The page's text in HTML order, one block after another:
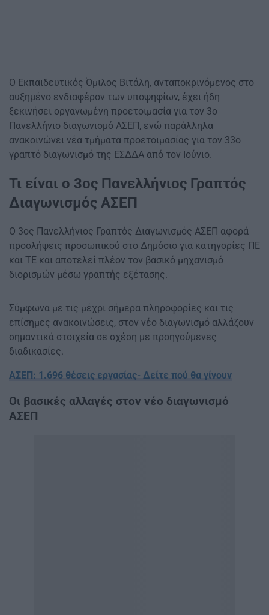
Ο Εκπαιδευτικός Όμιλος Βιτάλη, ανταποκρινόμενος στο
αυξημένο ενδιαφέρον των υποψηφίων, έχει ήδη
ξεκινήσει οργανωμένη προετοιμασία για τον 3ο
Πανελλήνιο διαγωνισμό ΑΣΕΠ, ενώ παράλληλα
ανακοινώνει νέα τμήματα προετοιμασίας για τον 33ο
γραπτό διαγωνισμό της ΕΣΔΔΑ από τον Ιούνιο.
Τι είναι ο 3ος Πανελλήνιος Γραπτός
Διαγωνισμός ΑΣΕΠ
Ο 3ος Πανελλήνιος Γραπτός Διαγωνισμός ΑΣΕΠ αφορά
προσλήψεις προσωπικού στο Δημόσιο για κατηγορίες ΠΕ
και ΤΕ και αποτελεί πλέον τον βασικό μηχανισμό
διορισμών μέσω γραπτής εξέτασης.
Σύμφωνα με τις μέχρι σήμερα πληροφορίες και τις
επίσημες ανακοινώσεις, στον νέο διαγωνισμό αλλάζουν
σημαντικά στοιχεία σε σχέση με προηγούμενες
διαδικασίες.
ΑΣΕΠ: 1.696 θέσεις εργασίας- Δείτε πού θα γίνουν
Οι βασικές αλλαγές στον νέο διαγωνισμό
ΑΣΕΠ